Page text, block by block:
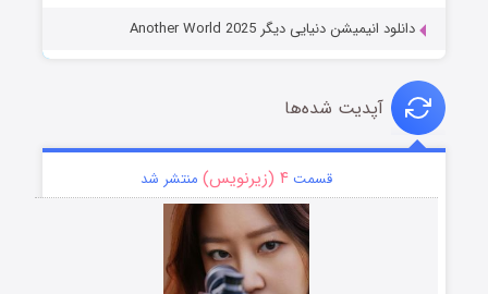
دانلود انیمیشن دنیایی دیگر Another World 2025
آپدیت شده‌ها
قسمت۴ (زیرنویس) منتشر شد